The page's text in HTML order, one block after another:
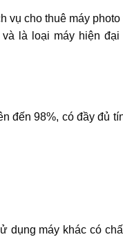
vụ cho thuê máy photo
là loại máy hiện đại
đến 98%, có đầy đủ
dụng máy khác có